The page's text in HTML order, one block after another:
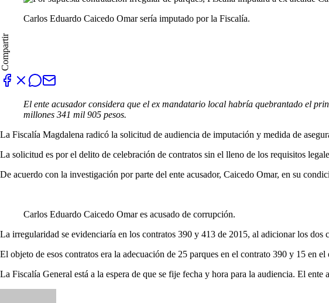
Carlos Eduardo Caicedo Omar sería imputado por la Fiscalía.
Compartir
El ente acusador considera que el ex mandatario local habría quebrantado el
millones 341 mil 905 pesos.
La Fiscalía Magdalena radicó la solicitud de audiencia de imputación y medida de
La solicitud es por el delito de celebración de contratos sin el lleno de los requisitos
De acuerdo con la investigación por parte del ente acusador, Caicedo Omar, en su
Carlos Eduardo Caicedo Omar es acusado de corrupción.
La irregularidad se evidenciaría en los contratos 390 y 413 de 2015, al adicionar los
El objeto de esos contratos era la adecuación de 25 parques en el contrato 390 y 15 en
La Fiscalía General está a la espera de que se fije fecha y hora para la audiencia. El